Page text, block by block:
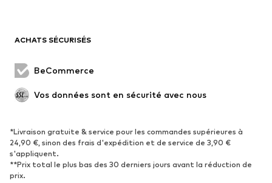
Occasions spéciales
Nouveautés
Tendance
Baskets
Escarpins et talons hauts
Bottes
ACHATS SÉCURISÉS
BeCommerce
Vos données sont en sécurité avec nous
*Livraison gratuite & service pour les commandes supérieures à
24,90 €, sinon des frais d'expédition et de service de 3,90 €
s'appliquent.
**Prix total le plus bas des 30 derniers jours avant la réduction de
prix.